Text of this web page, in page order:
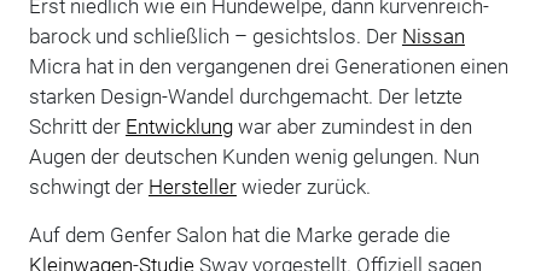
Erst niedlich wie ein Hundewelpe, dann kurvenreich-
barock und schließlich – gesichtslos. Der Nissan
Micra hat in den vergangenen drei Generationen einen
starken Design-Wandel durchgemacht. Der letzte
Schritt der Entwicklungwar aber zumindest in den
Augen der deutschen Kunden wenig gelungen. Nun
schwingt der Herstellerwieder zurück.
Auf dem Genfer Salon hat die Marke gerade die
Kleinwagen-StudieSway vorgestellt. Offiziell sagen